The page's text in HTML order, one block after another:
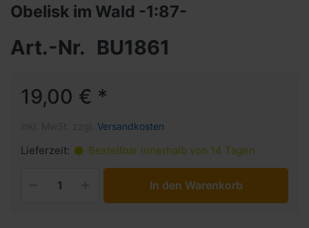
Obelisk im Wald -1:87-
Art.-Nr. BU1861
19,00 € *
Versandkosten
Lieferzeit: Bestellbar innerhalb von 14 Tagen
In den Warenkorb